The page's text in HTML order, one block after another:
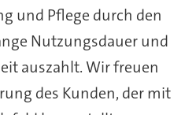
und Pflege durch den
Nutzungsdauer und
auszahlt. Wir freuen
des Kunden, der mit